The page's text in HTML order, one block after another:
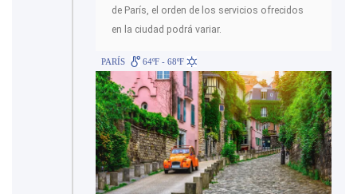
de París, el orden de los servicios ofrecidos
en la ciudad podrá variar.
PARÍS 64ºF - 68ºF